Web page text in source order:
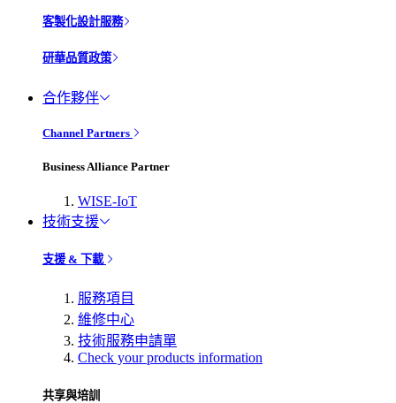
客製化設計服務
研華品質政策
合作夥伴
Channel Partners
Business Alliance Partner
WISE-IoT
技術支援
支援 & 下載
服務項目
維修中心
技術服務申請單
Check your products information
共享與培訓